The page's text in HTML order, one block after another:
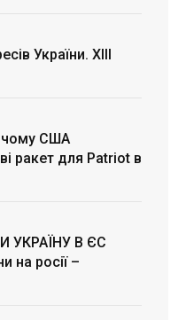
України. ХІІІ
чому США
ракет для Patriot в
УКРАЇНУ В ЄС
на росії –